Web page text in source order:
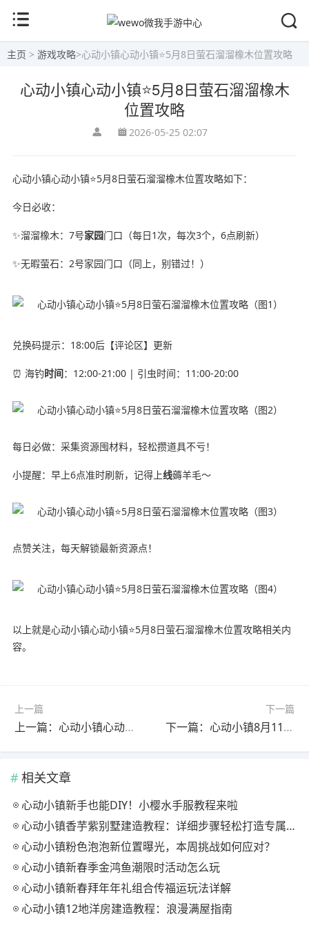
主页 > 游戏攻略>心动小镇心动小镇⭐5月8日萤石溜溜橡木位置攻略
心动小镇心动小镇⭐5月8日萤石溜溜橡木
位置攻略
2026-05-25 02:07
心动小镇心动小镇⭐5月8日萤石溜溜橡木位置攻略如下：
今日必收：
✨溜溜橡木：7号家园门口（每日1次，每次3个，6点刷新）
✨无暇萤石：2号家园门口（同上，别错过！）
兑换码提示：18:00后【评论区】更新
⏰ 海钓时间：12:00-21:00 | 引虫时间：11:00-20:00
每日必做：采集资源囤材料，轻松攒道具不亏！
小提醒：早上6点准时刷新，记得上线薅羊毛～
点赞关注，每天解锁最新资源点！
以上就是心动小镇心动小镇⭐5月8日萤石溜溜橡木位置攻略相关内
容。
上一篇
上一篇：心动小镇心动小镇⭐6月25日萤石溜溜橡木位置攻略
下一篇
下一篇：心动小镇8月11日 心动小镇萤石和溜溜橡木位置
相关文章
心动小镇新手也能DIY！小樱水手服教程来啦
心动小镇香芋紫别墅建造教程：详细步骤轻松打造专属家园
心动小镇粉色泡泡新位置曝光，本周挑战如何应对？
心动小镇新春季金鸿鱼潮限时活动怎么玩
心动小镇新春拜年年礼组合传福运玩法详解
心动小镇12地洋房建造教程：浪漫满屋指南